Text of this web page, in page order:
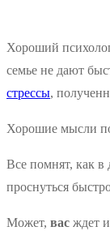
Хороший
семье не дают
стрессы,
Хорошие мысли
Все помнят, как в
проснуться
Может, вас ждет